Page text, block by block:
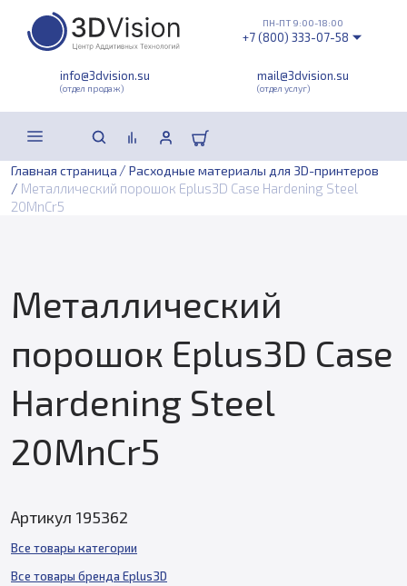
info@3dvision.su
(отдел продаж)
mail@3dvision.su
(отдел услуг)
ПН-ПТ 9:00-18:00
+7 (800) 333-07-58
Главная страница / Расходные материалы для 3D-принтеров
/ Металлический порошок Eplus3D Case Hardening Steel
20MnCr5
Металлический
порошок Eplus3D Case
Hardening Steel
20MnCr5
Артикул 195362
Все товары категории
Все товары бренда Eplus3D